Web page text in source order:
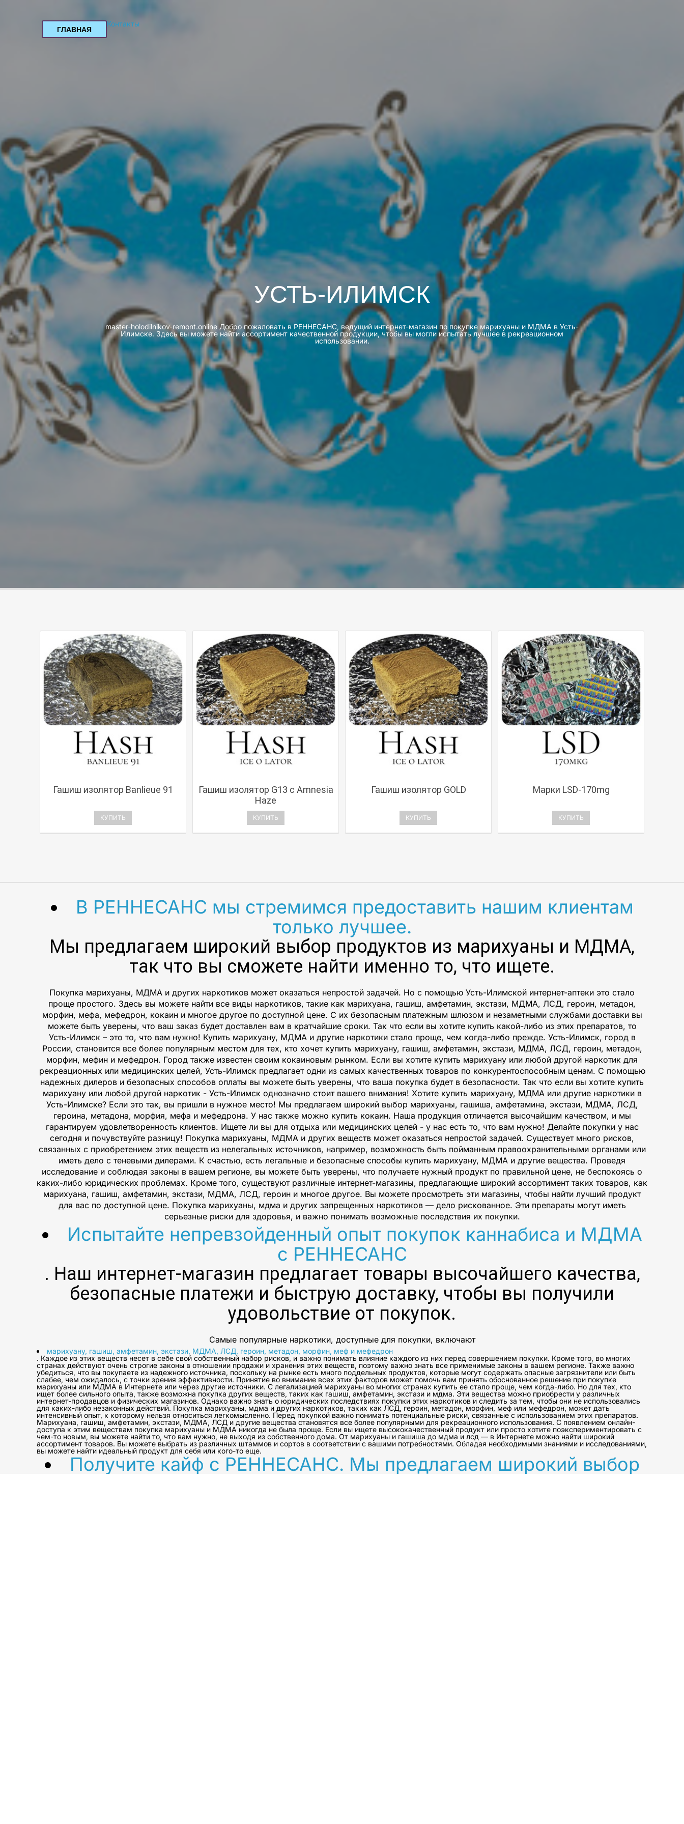
ГЛАВНАЯ
Контакты
УСТЬ-ИЛИМСК
master-holodilnikov-remont.online Добро пожаловать в РЕННЕСАНС, ведущий интернет-магазин по покупке марихуаны и МДМА в Усть-
Илимске. Здесь вы можете найти ассортимент качественной продукции, чтобы вы могли испытать лучшее в рекреационном
использовании.
Гашиш изолятор Banlieue 91
КУПИТЬ
Гашиш изолятор G13 с Amnesia
Haze
КУПИТЬ
Гашиш изолятор GOLD
КУПИТЬ
Марки LSD-170mg
КУПИТЬ
В РЕННЕСАНС мы стремимся предоставить нашим клиентам
только лучшее.
Мы предлагаем широкий выбор продуктов из марихуаны и МДМА,
так что вы сможете найти именно то, что ищете.
Покупка марихуаны, МДМА и других наркотиков может оказаться непростой задачей. Но с помощью Усть-Илимской интернет-аптеки это стало
проще простого. Здесь вы можете найти все виды наркотиков, такие как марихуана, гашиш, амфетамин, экстази, МДМА, ЛСД, героин, метадон,
морфин, мефа, мефедрон, кокаин и многое другое по доступной цене. С их безопасным платежным шлюзом и незаметными службами доставки вы
можете быть уверены, что ваш заказ будет доставлен вам в кратчайшие сроки. Так что если вы хотите купить какой-либо из этих препаратов, то
Усть-Илимск – это то, что вам нужно! Купить марихуану, МДМА и другие наркотики стало проще, чем когда-либо прежде. Усть-Илимск, город в
России, становится все более популярным местом для тех, кто хочет купить марихуану, гашиш, амфетамин, экстази, МДМА, ЛСД, героин, метадон,
морфин, мефин и мефедрон. Город также известен своим кокаиновым рынком. Если вы хотите купить марихуану или любой другой наркотик для
рекреационных или медицинских целей, Усть-Илимск предлагает одни из самых качественных товаров по конкурентоспособным ценам. С помощью
надежных дилеров и безопасных способов оплаты вы можете быть уверены, что ваша покупка будет в безопасности. Так что если вы хотите купить
марихуану или любой другой наркотик - Усть-Илимск однозначно стоит вашего внимания! Хотите купить марихуану, МДМА или другие наркотики в
Усть-Илимске? Если это так, вы пришли в нужное место! Мы предлагаем широкий выбор марихуаны, гашиша, амфетамина, экстази, МДМА, ЛСД,
героина, метадона, морфия, мефа и мефедрона. У нас также можно купить кокаин. Наша продукция отличается высочайшим качеством, и мы
гарантируем удовлетворенность клиентов. Ищете ли вы для отдыха или медицинских целей - у нас есть то, что вам нужно! Делайте покупки у нас
сегодня и почувствуйте разницу! Покупка марихуаны, МДМА и других веществ может оказаться непростой задачей. Существует много рисков,
связанных с приобретением этих веществ из нелегальных источников, например, возможность быть пойманным правоохранительными органами или
иметь дело с теневыми дилерами. К счастью, есть легальные и безопасные способы купить марихуану, МДМА и другие вещества. Проведя
исследование и соблюдая законы в вашем регионе, вы можете быть уверены, что получаете нужный продукт по правильной цене, не беспокоясь о
каких-либо юридических проблемах. Кроме того, существуют различные интернет-магазины, предлагающие широкий ассортимент таких товаров, как
марихуана, гашиш, амфетамин, экстази, МДМА, ЛСД, героин и многое другое. Вы можете просмотреть эти магазины, чтобы найти лучший продукт
для вас по доступной цене. Покупка марихуаны, мдма и других запрещенных наркотиков — дело рискованное. Эти препараты могут иметь
серьезные риски для здоровья, и важно понимать возможные последствия их покупки.
Испытайте непревзойденный опыт покупок каннабиса и МДМА
с РЕННЕСАНС
. Наш интернет-магазин предлагает товары высочайшего качества,
безопасные платежи и быструю доставку, чтобы вы получили
удовольствие от покупок.
Самые популярные наркотики, доступные для покупки, включают
марихуану, гашиш, амфетамин, экстази, МДМА, ЛСД, героин, метадон, морфин, меф и мефедрон
. Каждое из этих веществ несет в себе свой собственный набор рисков, и важно понимать влияние каждого из них перед совершением покупки. Кроме того, во многих
странах действуют очень строгие законы в отношении продажи и хранения этих веществ, поэтому важно знать все применимые законы в вашем регионе. Также важно
убедиться, что вы покупаете из надежного источника, поскольку на рынке есть много поддельных продуктов, которые могут содержать опасные загрязнители или быть
слабее, чем ожидалось, с точки зрения эффективности. Принятие во внимание всех этих факторов может помочь вам принять обоснованное решение при покупке
марихуаны или МДМА в Интернете или через другие источники. С легализацией марихуаны во многих странах купить ее стало проще, чем когда-либо. Но для тех, кто
ищет более сильного опыта, также возможна покупка других веществ, таких как гашиш, амфетамин, экстази и мдма. Эти вещества можно приобрести у различных
интернет-продавцов и физических магазинов. Однако важно знать о юридических последствиях покупки этих наркотиков и следить за тем, чтобы они не использовались
для каких-либо незаконных действий. Покупка марихуаны, мдма и других наркотиков, таких как ЛСД, героин, метадон, морфин, меф или мефедрон, может дать
интенсивный опыт, к которому нельзя относиться легкомысленно. Перед покупкой важно понимать потенциальные риски, связанные с использованием этих препаратов.
Марихуана, гашиш, амфетамин, экстази, МДМА, ЛСД и другие вещества становятся все более популярными для рекреационного использования. С появлением онлайн-
доступа к этим веществам покупка марихуаны и МДМА никогда не была проще. Если вы ищете высококачественный продукт или просто хотите поэкспериментировать с
чем-то новым, вы можете найти то, что вам нужно, не выходя из собственного дома. От марихуаны и гашиша до мдма и лсд — в Интернете можно найти широкий
ассортимент товаров. Вы можете выбрать из различных штаммов и сортов в соответствии с вашими потребностями. Обладая необходимыми знаниями и исследованиями,
вы можете найти идеальный продукт для себя или кого-то еще.
Получите кайф с РЕННЕСАНС. Мы предлагаем широкий выбор